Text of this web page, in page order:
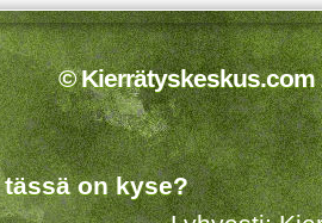
© Kierrätyskeskus.com
on kyse?